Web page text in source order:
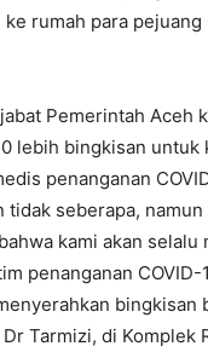
rumah para pejuang
Pemerintah Aceh
lebih bingkisan untuk
penanganan
tidak seberapa,
kami akan selalu
penanganan COVID-
bingkisan
Tarmizi, di Komplek